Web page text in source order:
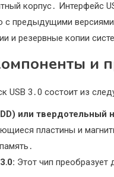
корпус․ Интерфейс
с предыдущими
и резервные копии
и
USB 3․0 состоит из
или твердотельный
пластины и
Этот чип